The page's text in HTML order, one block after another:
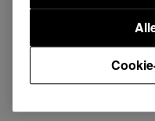
DJsounds Show 2016